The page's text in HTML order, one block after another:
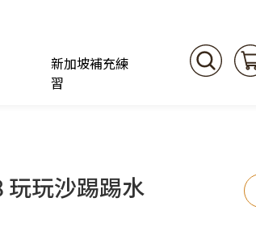
新加坡補充練
習
玩玩沙踢踢水